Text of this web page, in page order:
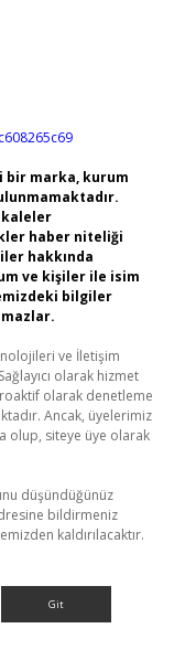
bir marka, kurum
haber niteliği
hakkında
ve kişiler ile isim
bilgiler
ve İletişim
olarak hizmet
olarak denetleme
Ancak, üyelerimiz
olup, siteye üye olarak
düşündüğünüz
bildirmeniz
kaldırılacaktır.